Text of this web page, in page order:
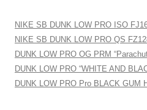
NIKE SB DUNK LOW PRO ISO
NIKE SB DUNK LOW PRO QS
DUNK LOW PRO OG PRM
DUNK LOW PRO “WHITE AND
DUNK LOW PRO Pro BLACK GUM